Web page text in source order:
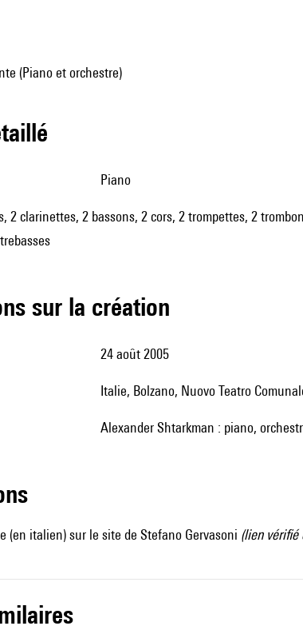
(Piano et orchestre)
piano
2 clarinettes, 2 bassons, 2 cors, 2 trompettes, 2
sur la création
24 août 2005
Italie, Bolzano, Nuovo Teatro
Alexander Shtarkman : piano,
(en italien) sur le site de Stefano Gervasoni (lien vérifié